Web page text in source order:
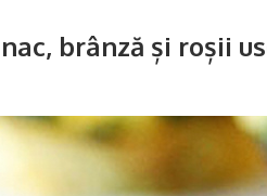
brânză și roșii